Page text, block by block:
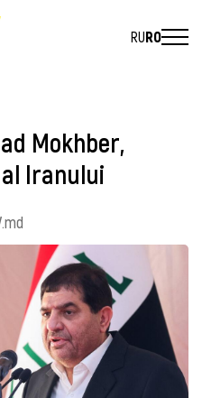
RURO
Mokhber,
Iranului